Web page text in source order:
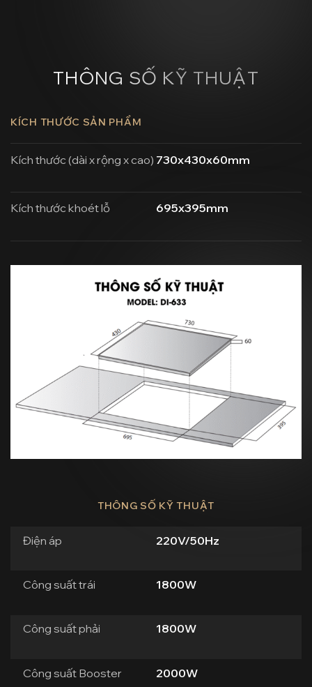
THÔNG SỐ KỸ THUẬT
KÍCH THƯỚC SẢN PHẨM
Kích thước (dài x rộng x cao) 730x430x60mm
Kích thước khoét lỗ 695x395mm
THÔNG SỐ KỸ THUẬT
Điện áp 220V/50Hz
Công suất trái 1800W
Công suất phải 1800W
Công suất Booster 2000W